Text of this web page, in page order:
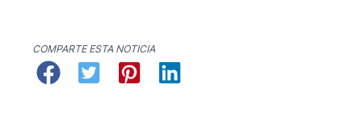
COMPARTE ESTA NOTICIA